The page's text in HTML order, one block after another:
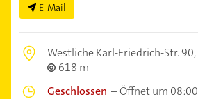
E-Mail
Westliche Karl-Friedrich-Str. 90,
618 m
Geschlossen –Öffnet um 08:00